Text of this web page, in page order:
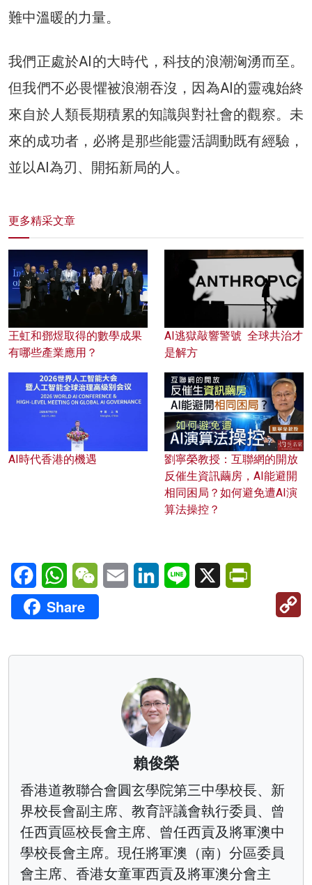
難中溫暖的力量。
我們正處於AI的大時代，科技的浪潮洶湧而至。
但我們不必畏懼被浪潮吞沒，因為AI的靈魂始終
來自於人類長期積累的知識與對社會的觀察。未
來的成功者，必將是那些能靈活調動既有經驗，
並以AI為刃、開拓新局的人。
更多精采文章
王虹和鄧煜取得的數學成果
有哪些產業應用？
AI逃獄敲響警號 全球共治才
是解方
AI時代香港的機遇
劉寧榮教授：互聯網的開放
反催生資訊繭房，AI能避開
相同困局？如何避免遭AI演
算法操控？
FacebookWhatsAppWeChatEmail LinkedInLine X
Share
賴俊榮
香港道教聯合會圓玄學院第三中學校長、新
界校長會副主席、教育評議會執行委員、曾
任西貢區校長會主席、曾任西貢及將軍澳中
學校長會主席。現任將軍澳（南）分區委員
會主席、香港女童軍西貢及將軍澳分會主